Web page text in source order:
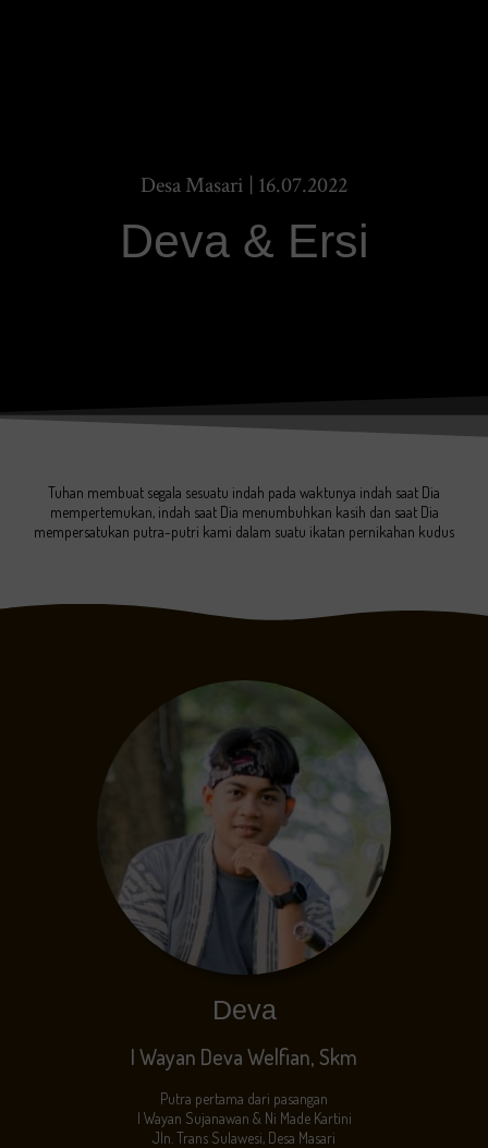
Desa Masari | 16.07.2022
Deva & Ersi
Tuhan membuat segala sesuatu indah pada waktunya indah saat Dia
mempertemukan, indah saat Dia menumbuhkan kasih dan saat Dia
mempersatukan putra-putri kami dalam suatu ikatan pernikahan kudus
Deva
I Wayan Deva Welfian, Skm
Putra pertama dari pasangan
I Wayan Sujanawan & Ni Made Kartini
Jln. Trans Sulawesi, Desa Masari